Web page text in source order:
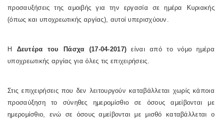
προσαυξήσεις της αμοιβής για την εργασία σε ημέρα Κυριακής
(όπως και υποχρεωτικής αργίας), αυτοί υπερισχύουν.
Η Δευτέρα του Πάσχα (17-04-2017)
είναι από το νόμο ημέρα
υποχρεωτικής αργίας για όλες τις επιχειρήσεις.
Στις επιχειρήσεις που δεν λειτουργούν καταβάλλεται χωρίς κάποια
προσαύξηση το σύνηθες ημερομίσθιο σε όσους αμείβονται με
ημερομίσθιο, ενώ σε όσους αμείβονται με μισθό καταβάλλεται ο